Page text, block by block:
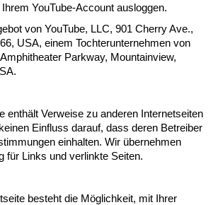
YouTube-Account ausloggen.
von YouTube, LLC, 901 Cherry Ave.,
USA, einem Tochterunternehmen von
Parkway, Mountainview,
enthält Verweise zu anderen Internetseiten
Einfluss darauf, dass deren Betreiber
einhalten. Wir übernehmen
für Links und verlinkte Seiten.
besteht die Möglichkeit, mit Ihrer